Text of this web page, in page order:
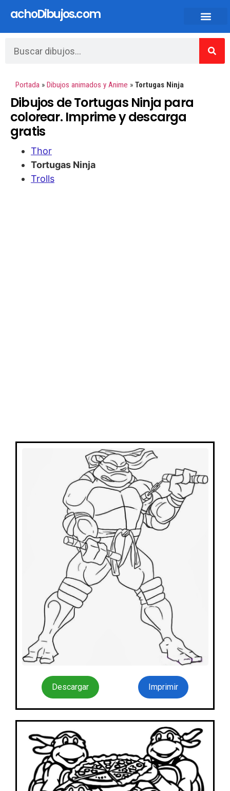
achoDibujos.com
Portada » Dibujos animados y Anime » Tortugas Ninja
Dibujos de Tortugas Ninja para
colorear. Imprime y descarga
gratis
Thor
Tortugas Ninja
Trolls
Descargar Imprimir